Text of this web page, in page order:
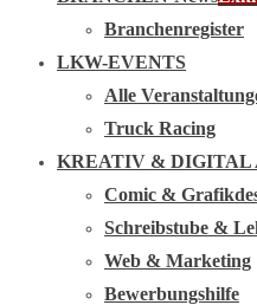
Branchenregister
LKW-EVENTS
Alle
Truck Racing
KREATIV & DIGITAL
Comic &
Schreibstube &
Web & Marketing
Bewerbungshilfe